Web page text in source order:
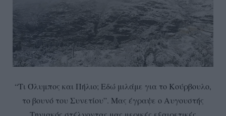
“Τι Όλυμπος και Πήλιο; Εδώ μιλάμε για το Κούρβουλο,
το βουνό του Συνετίου”. Μας έγραψε ο Αυγουστής